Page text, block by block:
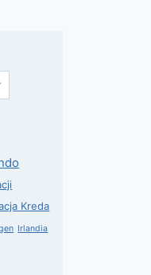
Kreda
Irlandia